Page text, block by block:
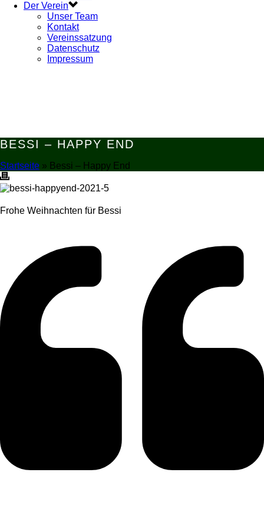
Der Verein
Unser Team
Kontakt
Vereinssatzung
Datenschutz
Impressum
BESSI – HAPPY END
Startseite » Bessi – Happy End
Frohe Weihnachten für Bessi